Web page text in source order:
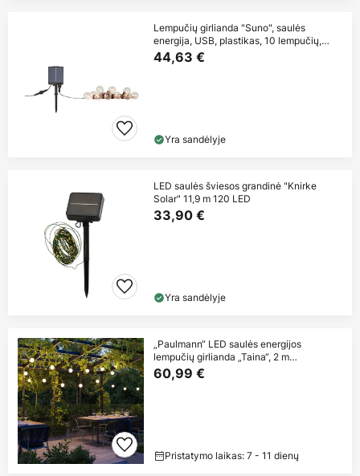
Lempučių girlianda "Suno", saulės
energija, USB, plastikas, 10 lempučių,
IP44
44,63 €
Yra sandėlyje
LED saulės šviesos grandinė "Knirke
Solar" 11,9 m 120 LED
33,90 €
Yra sandėlyje
„Paulmann“ LED saulės energijos
lempučių girlianda „Taina“, 2 m
prailginimas,
60,99 €
Pristatymo laikas: 7 - 11 dienų